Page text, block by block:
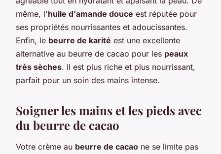
même, l'huile d'amande douce est réputée pour
ses propriétés nourrissantes et adoucissantes.
Enfin, le beurre de karité est une excellente
alternative au beurre de cacao pour les peaux
très sèches. Il est plus riche et plus nourrissant,
parfait pour un soin des mains intense.
Soigner les mains et les pieds avec
du beurre de cacao
Votre crème au beurre de cacao ne se limite pas